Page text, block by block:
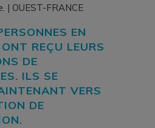
| OUEST-FRANCE
EN
REÇU LEURS
DE
ILS SE
VERS
DE